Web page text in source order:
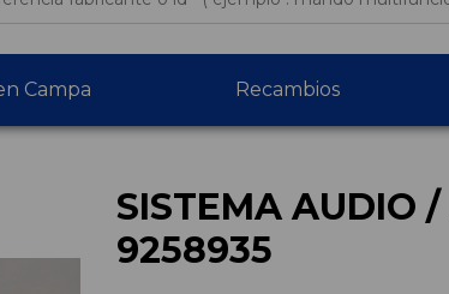
Campa Recambios
SISTEMA AUDIO
9258935